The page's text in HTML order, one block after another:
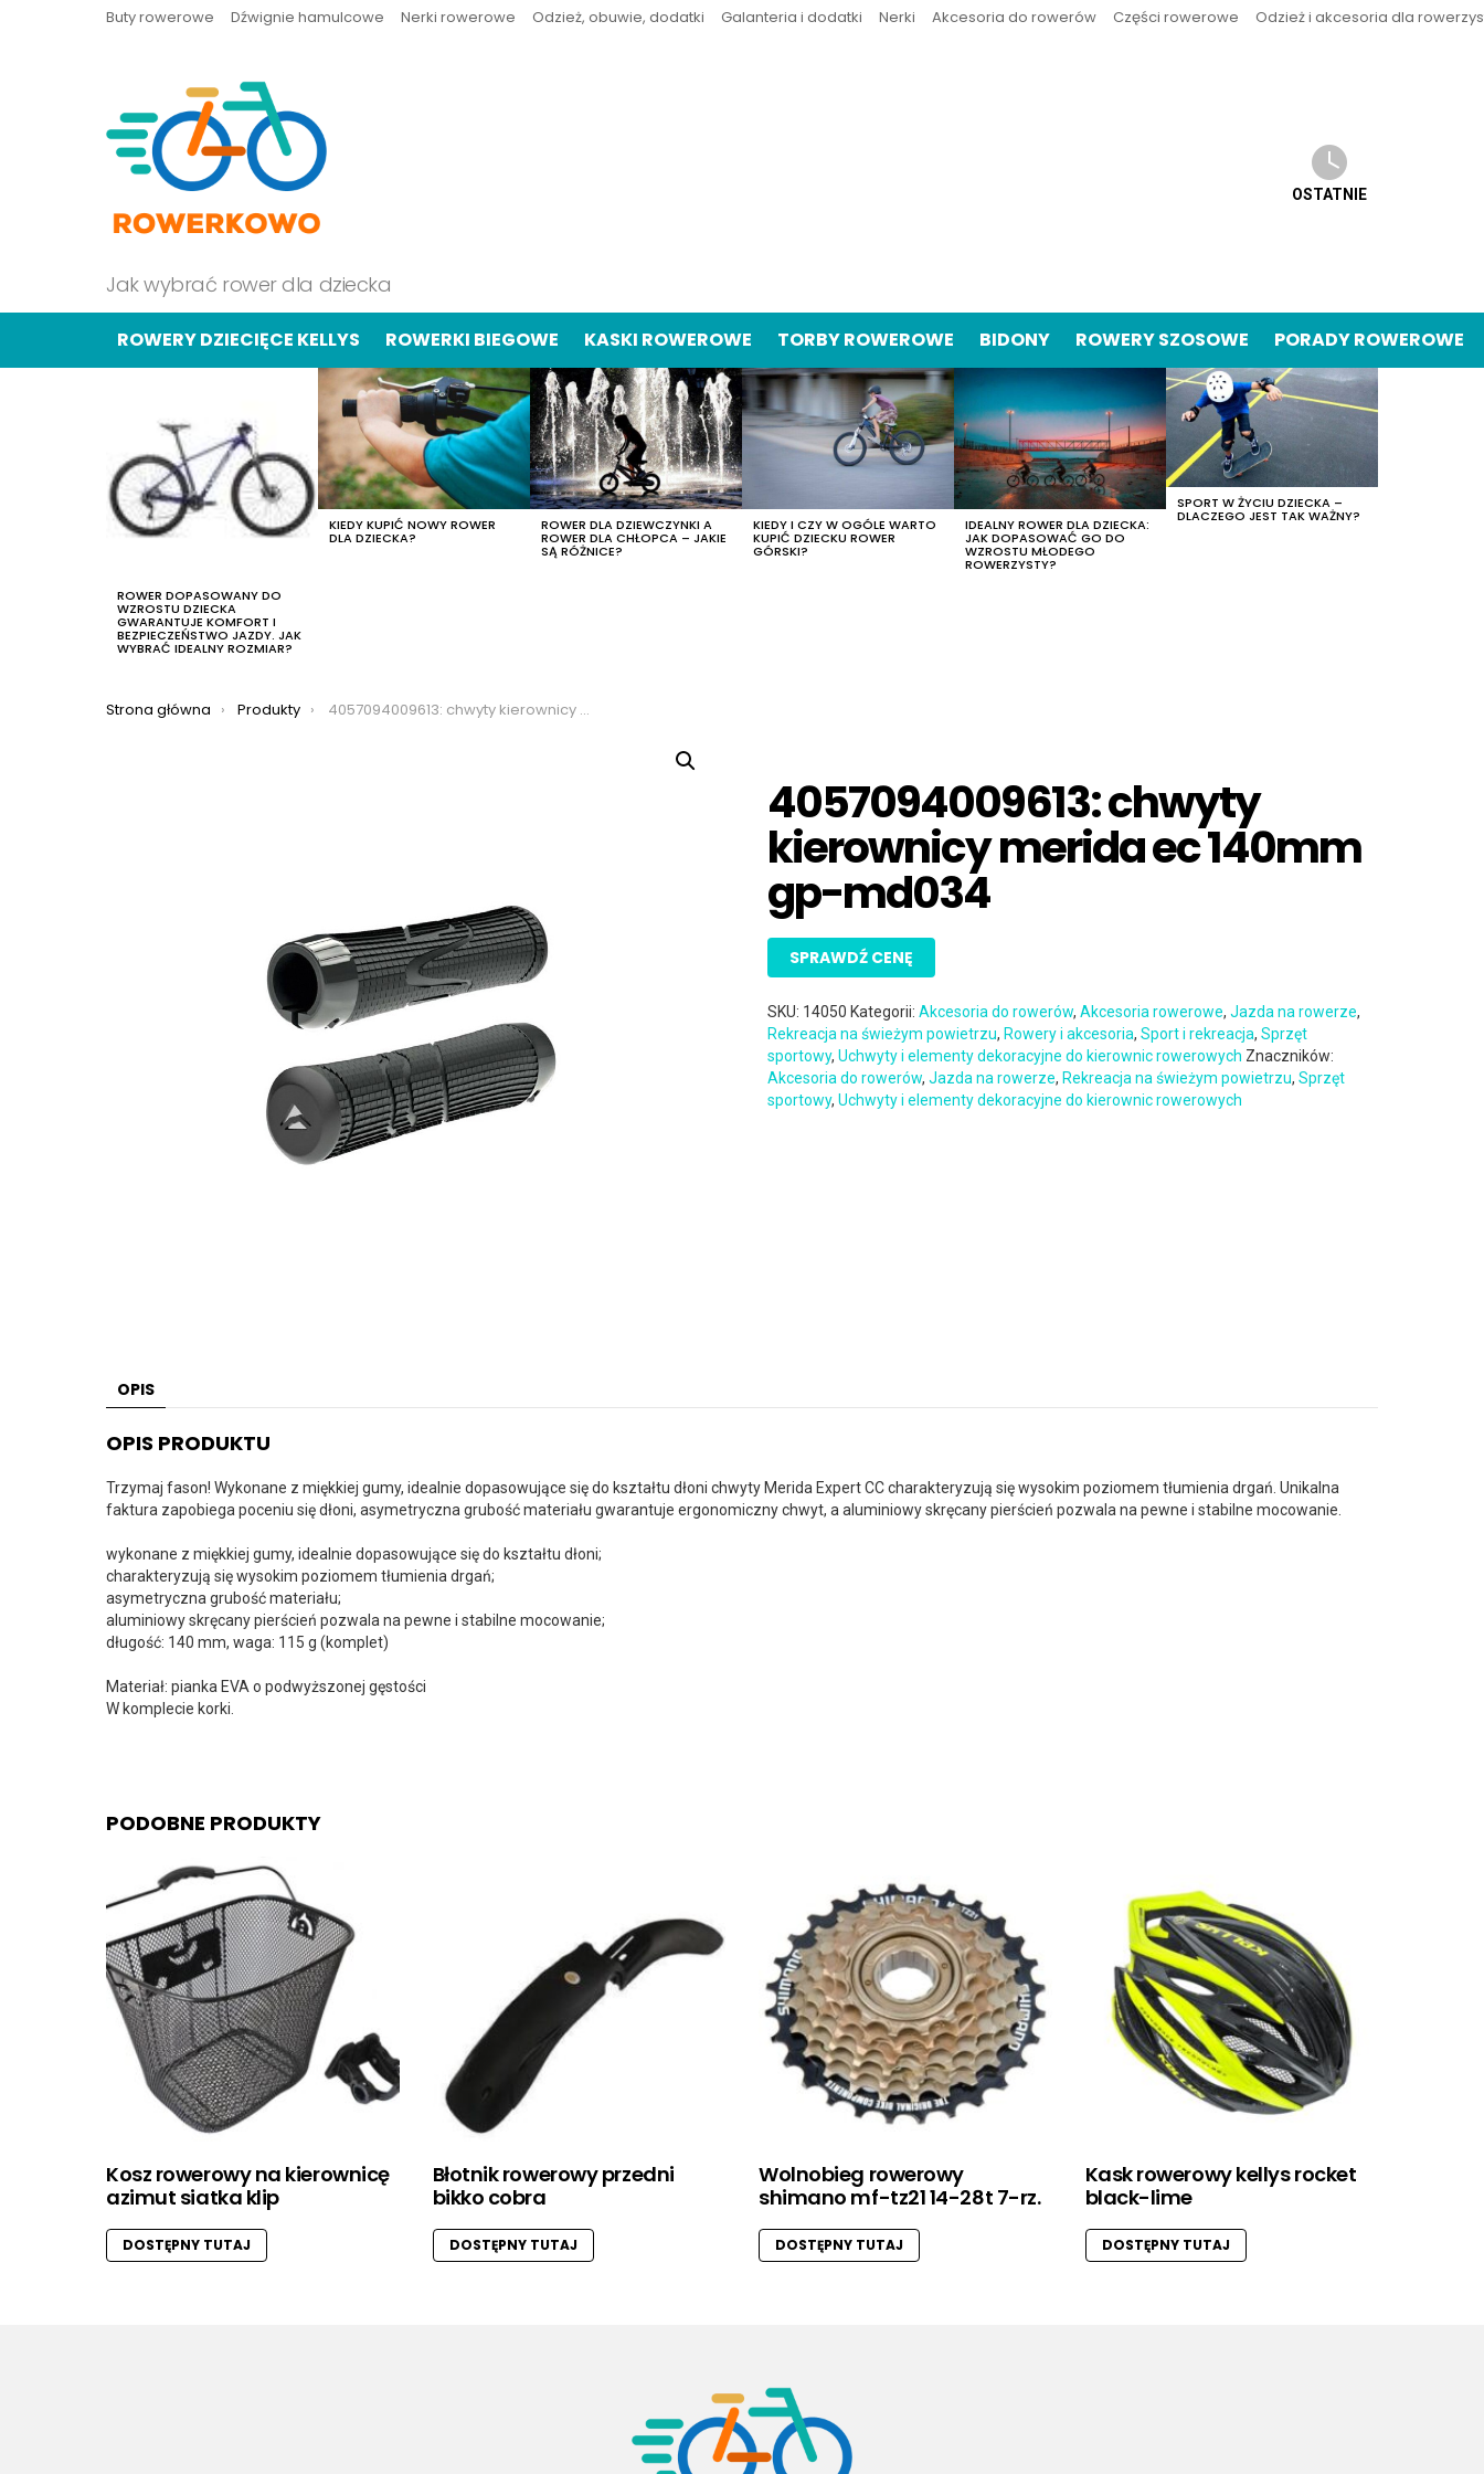
Buty rowerowe Dźwignie hamulcowe Nerki rowerowe Odzież, obuwie, dodatki Galanteria i dodatki Nerki Akcesoria do rowerów Części rowerowe Odzież i akcesoria dla
Jak wybrać rower dla dziecka
OSTATNIE
ROWERY DZIECIĘCE KELLYS ROWERKI BIEGOWE KASKI ROWEROWE TORBY ROWEROWE BIDONY ROWERY SZOSOWE PORADY ROWEROWE
ROWER DOPASOWANY DO
WZROSTU DZIECKA
GWARANTUJE KOMFORT I
BEZPIECZEŃSTWO JAZDY. JAK
WYBRAĆ IDEALNY ROZMIAR?
KIEDY KUPIĆ NOWY ROWER
DLA DZIECKA?
ROWER DLA DZIEWCZYNKI A
ROWER DLA CHŁOPCA – JAKIE
SĄ RÓŻNICE?
KIEDY I CZY W OGÓLE WARTO
KUPIĆ DZIECKU ROWER
GÓRSKI?
IDEALNY ROWER DLA DZIECKA:
JAK DOPASOWAĆ GO DO
WZROSTU MŁODEGO
ROWERZYSTY?
SPORT W ŻYCIU DZIECKA –
DLACZEGO JEST TAK WAŻNY?
Jesteś tutaj:
Strona główna Produkty 4057094009613: chwyty kierownicy merida ec 140mm gp-md034
4057094009613: chwyty
kierownicy merida ec 140mm
gp-md034
SPRAWDŹ CENĘ
SKU: 14050 Kategorii:Akcesoria do rowerów,Akcesoria rowerowe,Jazda na rowerze,
Rekreacja na świeżym powietrzu, Rowery i akcesoria,Sport i rekreacja,Sprzęt
sportowy,Uchwyty i elementy dekoracyjne do kierownic rowerowych Znaczników:
Akcesoria do rowerów,Jazda na rowerze, Rekreacja na świeżym powietrzu,Sprzęt
sportowy,Uchwyty i elementy dekoracyjne do kierownic rowerowych
OPIS
OPIS PRODUKTU
Trzymaj fason! Wykonane z miękkiej gumy, idealnie dopasowujące się do kształtu dłoni chwyty Merida Expert CC charakteryzują się wysokim poziomem tłumienia drgań. Unikalna
faktura zapobiega poceniu się dłoni, asymetryczna grubość materiału gwarantuje ergonomiczny chwyt, a aluminiowy skręcany pierścień pozwala na pewne i stabilne mocowanie.
wykonane z miękkiej gumy, idealnie dopasowujące się do kształtu dłoni;
charakteryzują się wysokim poziomem tłumienia drgań;
asymetryczna grubość materiału;
aluminiowy skręcany pierścień pozwala na pewne i stabilne mocowanie;
długość: 140 mm, waga: 115 g (komplet)
Materiał: pianka EVA o podwyższonej gęstości
W komplecie korki.
PODOBNE PRODUKTY
Kosz rowerowy na kierownicę
azimut siatka klip
DOSTĘPNY TUTAJ
Błotnik rowerowy przedni
bikko cobra
DOSTĘPNY TUTAJ
Wolnobieg rowerowy
shimano mf-tz21 14-28t 7-rz.
DOSTĘPNY TUTAJ
Kask rowerowy kellys rocket
black-lime
DOSTĘPNY TUTAJ